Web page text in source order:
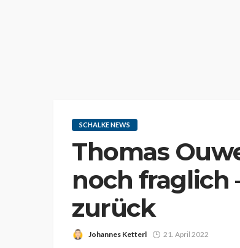
SCHALKE NEWS
Thomas
noch fraglich
zurück
Johannes Ketterl 21. April 2022